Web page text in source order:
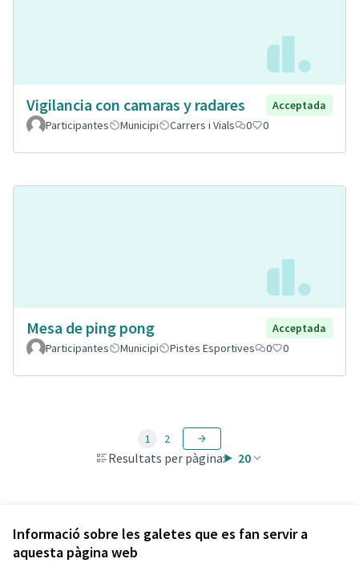
Informació sobre les galetes que es fan servir a
aquesta pàgina web
Vigilancia con camaras y radares
Acceptada
Participantes
Municipi Carrers i Vials 0 0
Mesa de ping pong
Acceptada
Participantes
Municipi Pistes Esportives 0 0
Resultats per pàgina: 20
1 2
Veure totes les propostes retirades